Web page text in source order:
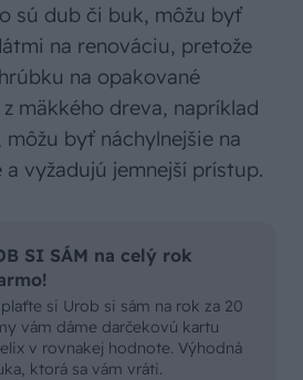
sú dub či buk, môžu byť
na renováciu, pretože
na opakované
mäkkého dreva, napríklad
byť náchylnejšie na
vyžadujú jemnejší prístup.
SI SÁM na celý rok
si Urob si sám na rok za 20
vám dáme darčekovú kartu
v rovnakej hodnote. Výhodná
ktorá sa vám vráti.